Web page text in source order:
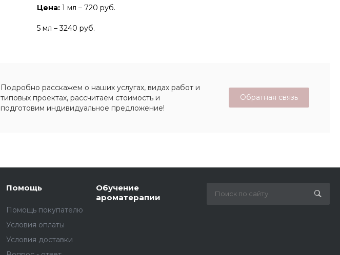
Цена: 1 мл – 720 руб.
5 мл – 3240 руб.
Подробно расскажем о наших услугах, видах работ и
типовых проектах, рассчитаем стоимость и
подготовим индивидуальное предложение!
Обратная связь
Помощь
Помощь покупателю
Условия оплаты
Условия доставки
Обучение
ароматерапии